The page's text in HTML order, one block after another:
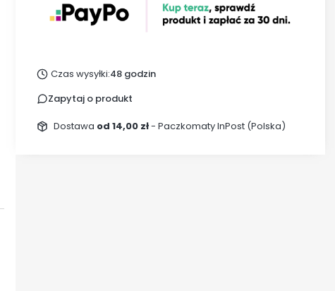
Czas wysyłki:48 godzin
Zapytaj o produkt
Dostawa od 14,00 zł- Paczkomaty InPost (Polska)